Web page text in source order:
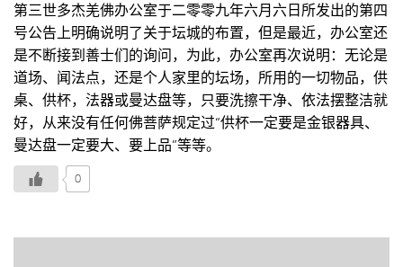
第三世多杰羌佛办公室于二零零九年六月六日所发出的第四
号公告上明确说明了关于坛城的布置，但是最近，办公室还
是不断接到善士们的询问，为此，办公室再次说明：无论是
道场、闻法点，还是个人家里的坛场，所用的一切物品，供
桌、供杯，法器或曼达盘等，只要洗擦干净、依法摆整洁就
好，从来没有任何佛菩萨规定过“供杯一定要是金银器具、
曼达盘一定要大、要上品”等等。
0